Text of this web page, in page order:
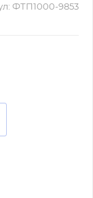
ФТП1000-9853